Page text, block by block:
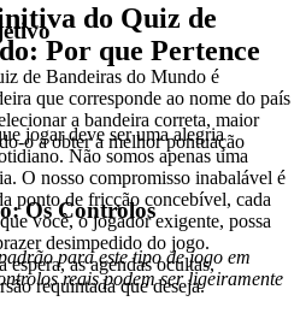
de Bandeiras do Mundo é
que corresponde ao nome do país
a bandeira correta, maior
o a obter a melhor pontuação
Os Controlos
para este tipo de jogo em
reais podem ser ligeiramente
do Quiz de
Por que Pertence
jogar deve ser uma alegria
Não somos apenas uma
O nosso compromisso inabalável é
ponto de fricção concebível, cada
você, o jogador exigente, possa
desimpedido do jogo.
as agendas ocultas,
requintada que deseja.